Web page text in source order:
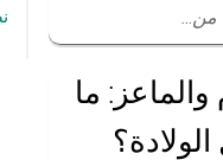
من…
ما